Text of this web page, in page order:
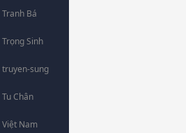
Tranh Bá
Trọng Sinh
truyen-sung
Tu Chân
Việt Nam